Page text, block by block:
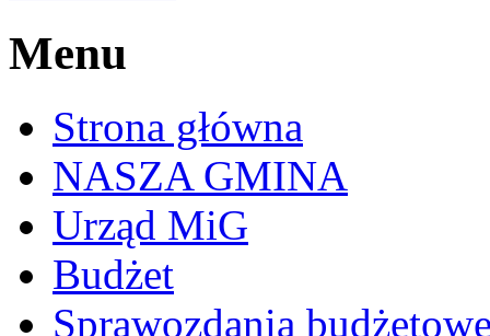
Menu
Strona główna
NASZA GMINA
Urząd MiG
Budżet
Sprawozdania